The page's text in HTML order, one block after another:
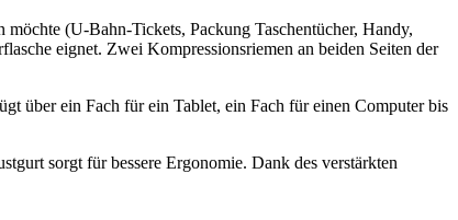
(U-Bahn-Tickets, Packung Taschentücher, Handy,
eignet. Zwei Kompressionsriemen an beiden Seiten der
über ein Fach für ein Tablet, ein Fach für einen Computer bis
sorgt für bessere Ergonomie. Dank des verstärkten